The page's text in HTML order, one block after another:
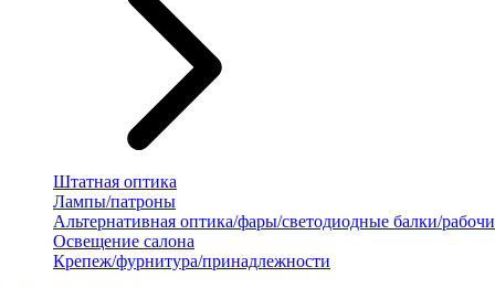
Штатная оптика
Лампы/патроны
Альтернативная оптика/фары/светодиодные балки/
Освещение салона
Крепеж/фурнитура/принадлежности